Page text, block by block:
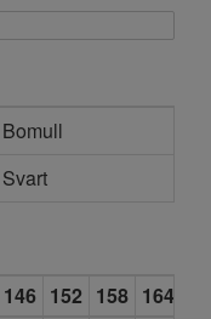
Bomull
Svart
146 152 158 164